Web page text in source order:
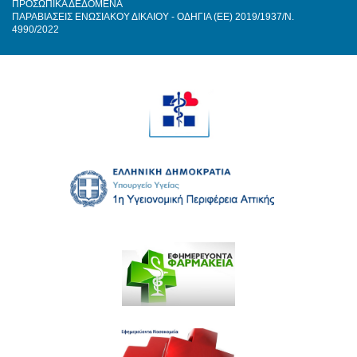
ΠΡΟΣΩΠΙΚΑ ΔΕΔΟΜΕΝΑ
ΠΑΡΑΒΙΑΣΕΙΣ ΕΝΩΣΙΑΚΟΥ ΔΙΚΑΙΟΥ - ΟΔΗΓΙΑ (ΕΕ) 2019/1937/Ν.
4990/2022